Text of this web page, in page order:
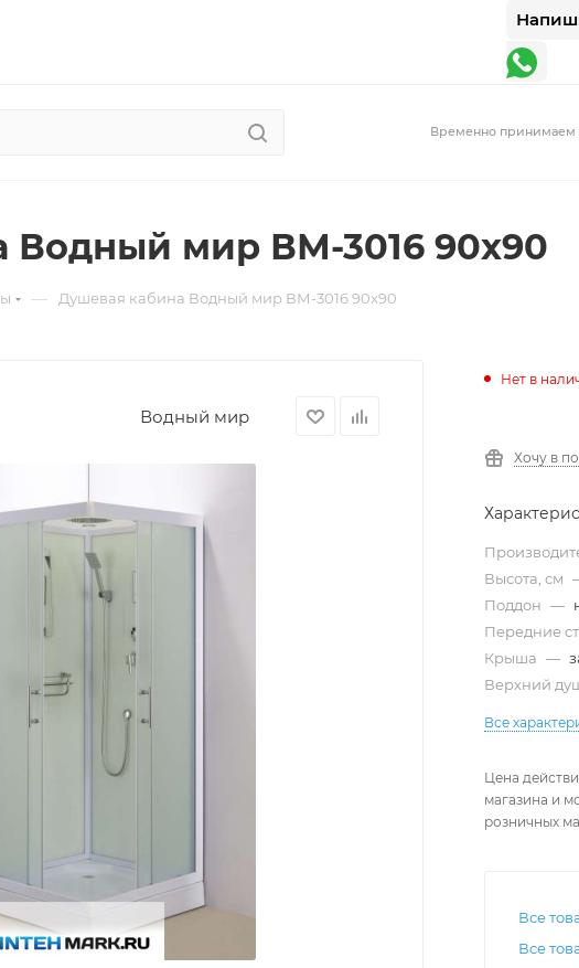
Временно принимаем
Водный мир ВМ-3016 90х90
— Душевая кабина Водный мир ВМ-3016 90х90
Водный мир
Нет в
Хочу в
Высота, см
Поддон —
Передние
Крыша —
Верхний
Все
Цена
магазина и
розничных
Все
Все